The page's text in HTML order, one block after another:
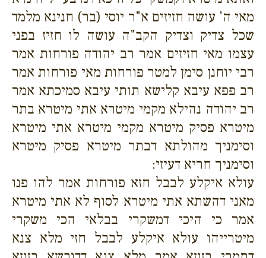
מאי ה' עושה חזיזים א"ר יוסי (בר) חנינא מלמד
שכל צדיק וצדיק הקב"ה עושה לו חזיז בפני
עצמו מאי חזיזים אמר רב יהודה פורחות אמר
רבי יוחנן סימן למטר פורחות מאי פורחות אמר
רב פפא עיבא קלישא תותי עיבא סמיכתא אמר
רב יהודה נהילא מקמי מיטרא אתי מיטרא בתר
מיטרא פסיק מיטרא מקמי מיטרא אתי מיטרא
וסימניך מהולתא דבתר מיטרא פסיק מיטרא
וסימניך חריא דעיזי:
עולא איקלע לבבל חזא פורחות אמר להו פנו
מאני דהשתא אתי מיטרא לסוף לא אתי מיטרא
אמר כי היכי דמשקרי בבלאי הכי משקרי
מיטרייהו עולא איקלע לבבל חזי מלא צנא